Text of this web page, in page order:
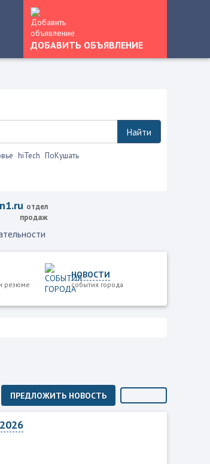
ДОБАВИТЬ ОБЪЯВЛЕНИЕ
Найти
hiTech ПоКушать
отдел
продаж
резюме
НОВОСТИ
события города
ПРЕДЛОЖИТЬ НОВОСТЬ